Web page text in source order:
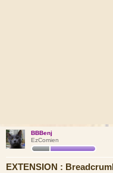
BBBenj
EzComien
EXTENSION :